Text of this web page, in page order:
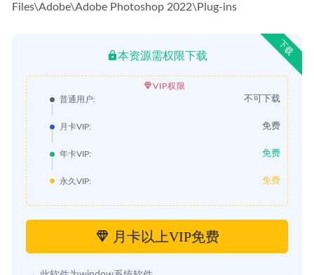
Files\Adobe\Adobe Photoshop 2022\Plug-ins
下载
本资源需权限下载
VIP权限
普通用户:
不可下载
月卡VIP: 免费
年卡VIP: 免费
永久VIP: 免费
月卡以上VIP免费